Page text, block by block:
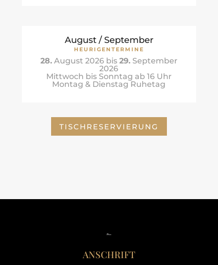
August / September
HEURIGENTERMINE
28.August 2026 bis 29.September
2026
Mittwoch bis Sonntag ab 16 Uhr
Montag & Dienstag Ruhetag
TISCHRESERVIERUNG
ANSCHRIFT